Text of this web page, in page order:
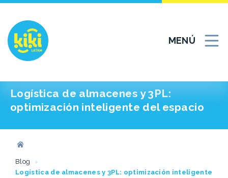
Ir
contenido
MENÚ
Logística de almacenes y 3PL:
optimización inteligente del espacio
Blog
Logística de almacenes y 3PL: optimización inteligente